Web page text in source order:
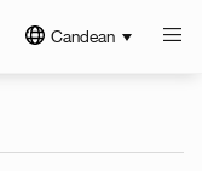
Candean